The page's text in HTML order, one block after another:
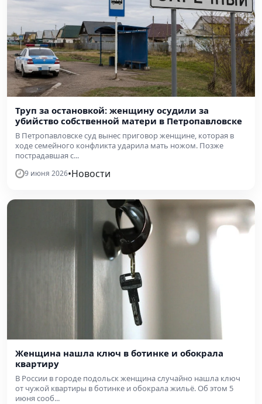
Труп за остановкой: женщину осудили за
убийство собственной матери в Петропавловске
В Петропавловске суд вынес приговор женщине, которая в
ходе семейного конфликта ударила мать ножом. Позже
пострадавшая с...
9 июня 2026•Новости
Женщина нашла ключ в ботинке и обокрала
квартиру
В России в городе подольск женщина случайно нашла ключ
от чужой квартиры в ботинке и обокрала жильё. Об этом 5
июня сооб...